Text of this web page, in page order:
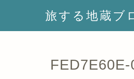
旅する地蔵ブ